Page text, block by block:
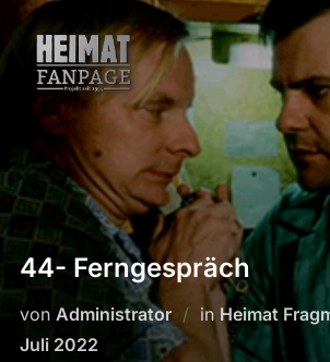
Zum
Inhalt
springen
44- Ferngespräch
von Administrator in Heimat
Juli 2022